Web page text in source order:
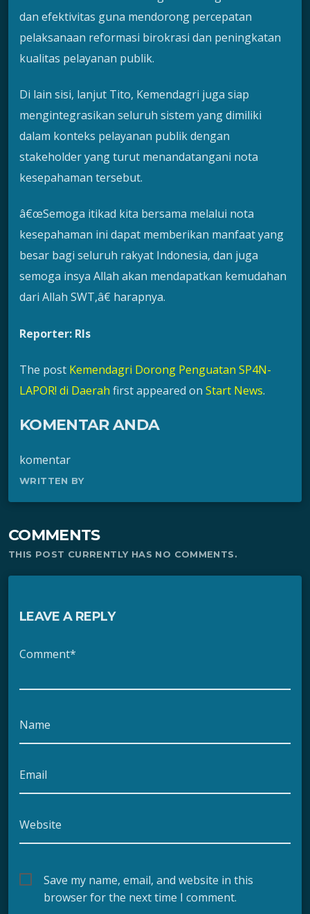
dan efektivitas guna mendorong percepatan
pelaksanaan reformasi birokrasi dan peningkatan
kualitas pelayanan publik.
Di lain sisi, lanjut Tito, Kemendagri juga siap
mengintegrasikan seluruh sistem yang dimiliki
dalam konteks pelayanan publik dengan
stakeholder yang turut menandatangani nota
kesepahaman tersebut.
â€œSemoga itikad kita bersama melalui nota
kesepahaman ini dapat memberikan manfaat yang
besar bagi seluruh rakyat Indonesia, dan juga
semoga insya Allah akan mendapatkan kemudahan
dari Allah SWT,â€ harapnya.
Reporter: Rls
The post Kemendagri Dorong Penguatan SP4N-
LAPOR! di Daerah first appeared on Start News.
KOMENTAR ANDA
komentar
WRITTEN BY
COMMENTS
THIS POST CURRENTLY HAS NO COMMENTS.
LEAVE A REPLY
Comment*
Name
Email
Website
Save my name, email, and website in this
browser for the next time I comment.